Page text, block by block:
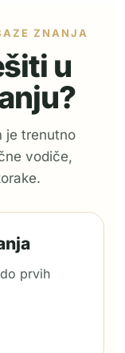
ZNANJA
u
je trenutno
vodiče,
prvih